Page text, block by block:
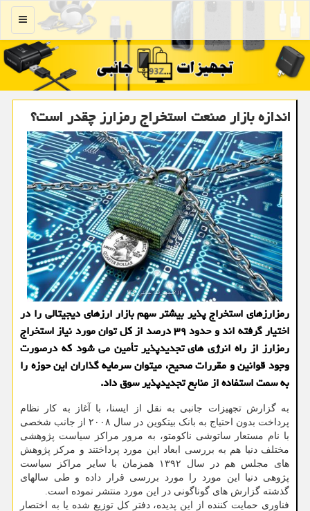
منو
اندازه بازار صنعت استخراج رمزارز چقدر است؟
رمزارزهای استخراج پذیر بیشتر سهم بازار ارزهای دیجیتالی را در
اختیار گرفته اند و حدود ۳۹ درصد از کل توان مورد نیاز استخراج
رمزارز از راه انرژی های تجدیدپذیر تأمین می شود که درصورت
وجود قوانین و مقررات صحیح، میتوان سرمایه گذاران این حوزه را
به سمت استفاده از منابع تجدیدپذیر سوق داد.
به گزارش تجهیزات جانبی به نقل از ایسنا، با آغاز به کار نظام
پرداخت بدون احتیاج به بانک بیتکوین در سال ۲۰۰۸ از جانب شخصی
با نام مستعار ساتوشی ناکومتو، به مرور مراکز سیاست پژوهشی
مختلف دنیا هم به بررسی ابعاد این مورد پرداختند و مرکز پژوهش
های مجلس هم در سال ۱۳۹۲ همزمان با سایر مراکز سیاست
پژوهی دنیا این مورد را مورد بررسی قرار داده و طی سالهای
گذشته گزارش های گوناگونی در این مورد منتشر نموده است.
فناوری حمایت کننده از این پدیده، دفتر کل توزیع شده یا به اختصار